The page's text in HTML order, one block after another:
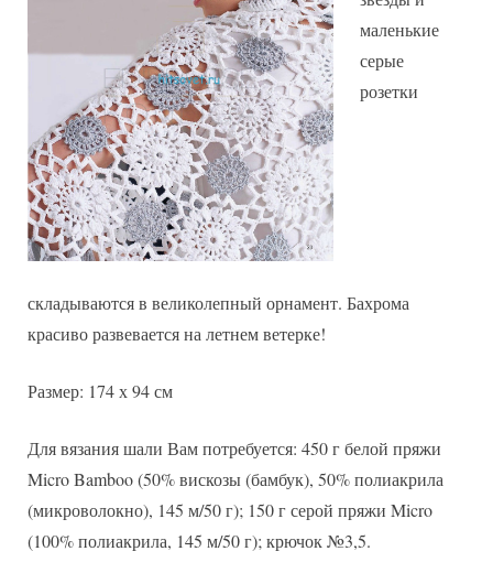
маленькие
серые
розетки
складываются в великолепный орнамент. Бахрома
красиво развевается на летнем ветерке!
Размер: 174 х 94 см
Для вязания шали Вам потребуется: 450 г белой пряжи
Micro Bamboo (50% вискозы (бамбук), 50% полиакрила
(микроволокно), 145 м/50 г); 150 г серой пряжи Micro
(100% полиакрила, 145 м/50 г); крючок №3,5.